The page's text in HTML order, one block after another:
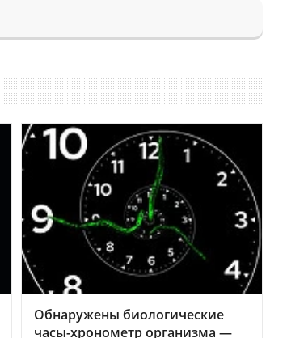
Обнаружены биологические
часы-хронометр организма —